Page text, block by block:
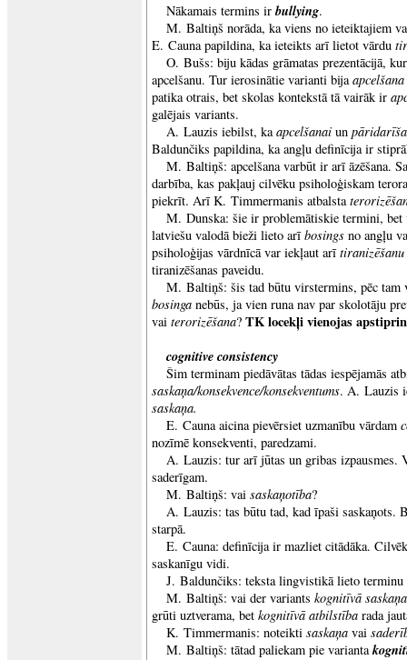
Nākamais termins ir bullying.
M. Baltiņš norāda, ka viens no ieteiktajiem
E. Cauna papildina, ka ieteikts arī lietot vārdu
O. Bušs: biju kādas grāmatas prezentācijā,
apcelšanu. Tur ierosinātie varianti bijaapcelšana
patika otrais, bet skolas kontekstā tā vairāk ir
galējais variants.
A. Lauzis iebilst, kaapcelšanai un
Baldunčiks papildina, ka angļu definīcija ir
M. Baltiņš: apcelšana varbūt ir arī āzēšana.
darbība, kas pakļauj cilvēku psiholoģiskam
piekrīt. Arī K. Timmermanis atbalsta
M. Dunska: šie ir problemātiskie termini, bet
latviešu valodā bieži lieto arībosings no angļu
psiholoģijas vārdnīcā var iekļaut arī
tiranizēšanas paveidu.
M. Baltiņš: šis tad būtu virstermins, pēc tam
bosinga nebūs, ja vien runa nav par skolotāju
vai terorizēšana? TK locekļi vienojas
cognitive consistency
Šim terminam piedāvātas tādas iespējamās
saskaņa/konsekvence/konsekventums. A. Lauzis
saskaņa.
E. Cauna aicina pievērsiet uzmanību vārdam
nozīmē konsekventi, paredzami.
A. Lauzis: tur arī jūtas un gribas izpausmes.
saderīgam.
M. Baltiņš: vai saskaņotība?
A. Lauzis: tas būtu tad, kad īpaši saskaņots.
starpā.
E. Cauna: definīcija ir mazliet citādāka.
saskanīgu vidi.
J. Baldunčiks: teksta lingvistikā lieto terminu
M. Baltiņš: vai der variants kognitīvā saskaņa
grūti uztverama, bet kognitīvā atbilstība rada
K. Timmermanis: noteikti saskaņa vai
M. Baltiņš: tātad paliekam pie varianta